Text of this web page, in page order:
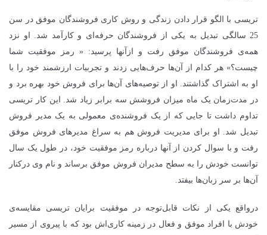
تریسی با الگو قرار دادن زندگی و روش کاری فروشندگان موفق در سن
25 سالگی تبدیل به یکی از فروشندگان حرفه‌ای و کارآمد شد. او نزد
همه‌ی فروشندگان موفق رفت و ازآنها پرسید: « رمز موفقیت شما
چیست؟» هر کدام از آن‌ها حرف‌هایی زدند و تجربیات ارزشمند خود را با
او به اشتراک گذاشتند. او از توصیه‌های آن‌ها برای فروش خود بهره برد و
در مدت‌زمان یک ماه میزان فروشش سه برابر زیاد شد. این کار تریسی
تداوم داشت تا جایی که از یک فروشنده‌ی معمولی به یک مدیر فروش
تبدیل شد. او برای مدیریت فروش هم به سراغ مدیرهای فروش موفق
رفت و با سوال کردن از آنها درباره رمز موفقیت خود، در طول یک سال
توانست خودش را به سطح مدیران فروش موفق برساند و نام وی درکنار
آن‌ها بر سر زبان‌ها بیفتد.
درواقع یکی از نکات قابل‌توجه در موفقیت برایان تریسی مقایسه‌ی
خودش با افراد موفق و فعال در زمینه کاری‌اش بود که با پیروی از مسیر